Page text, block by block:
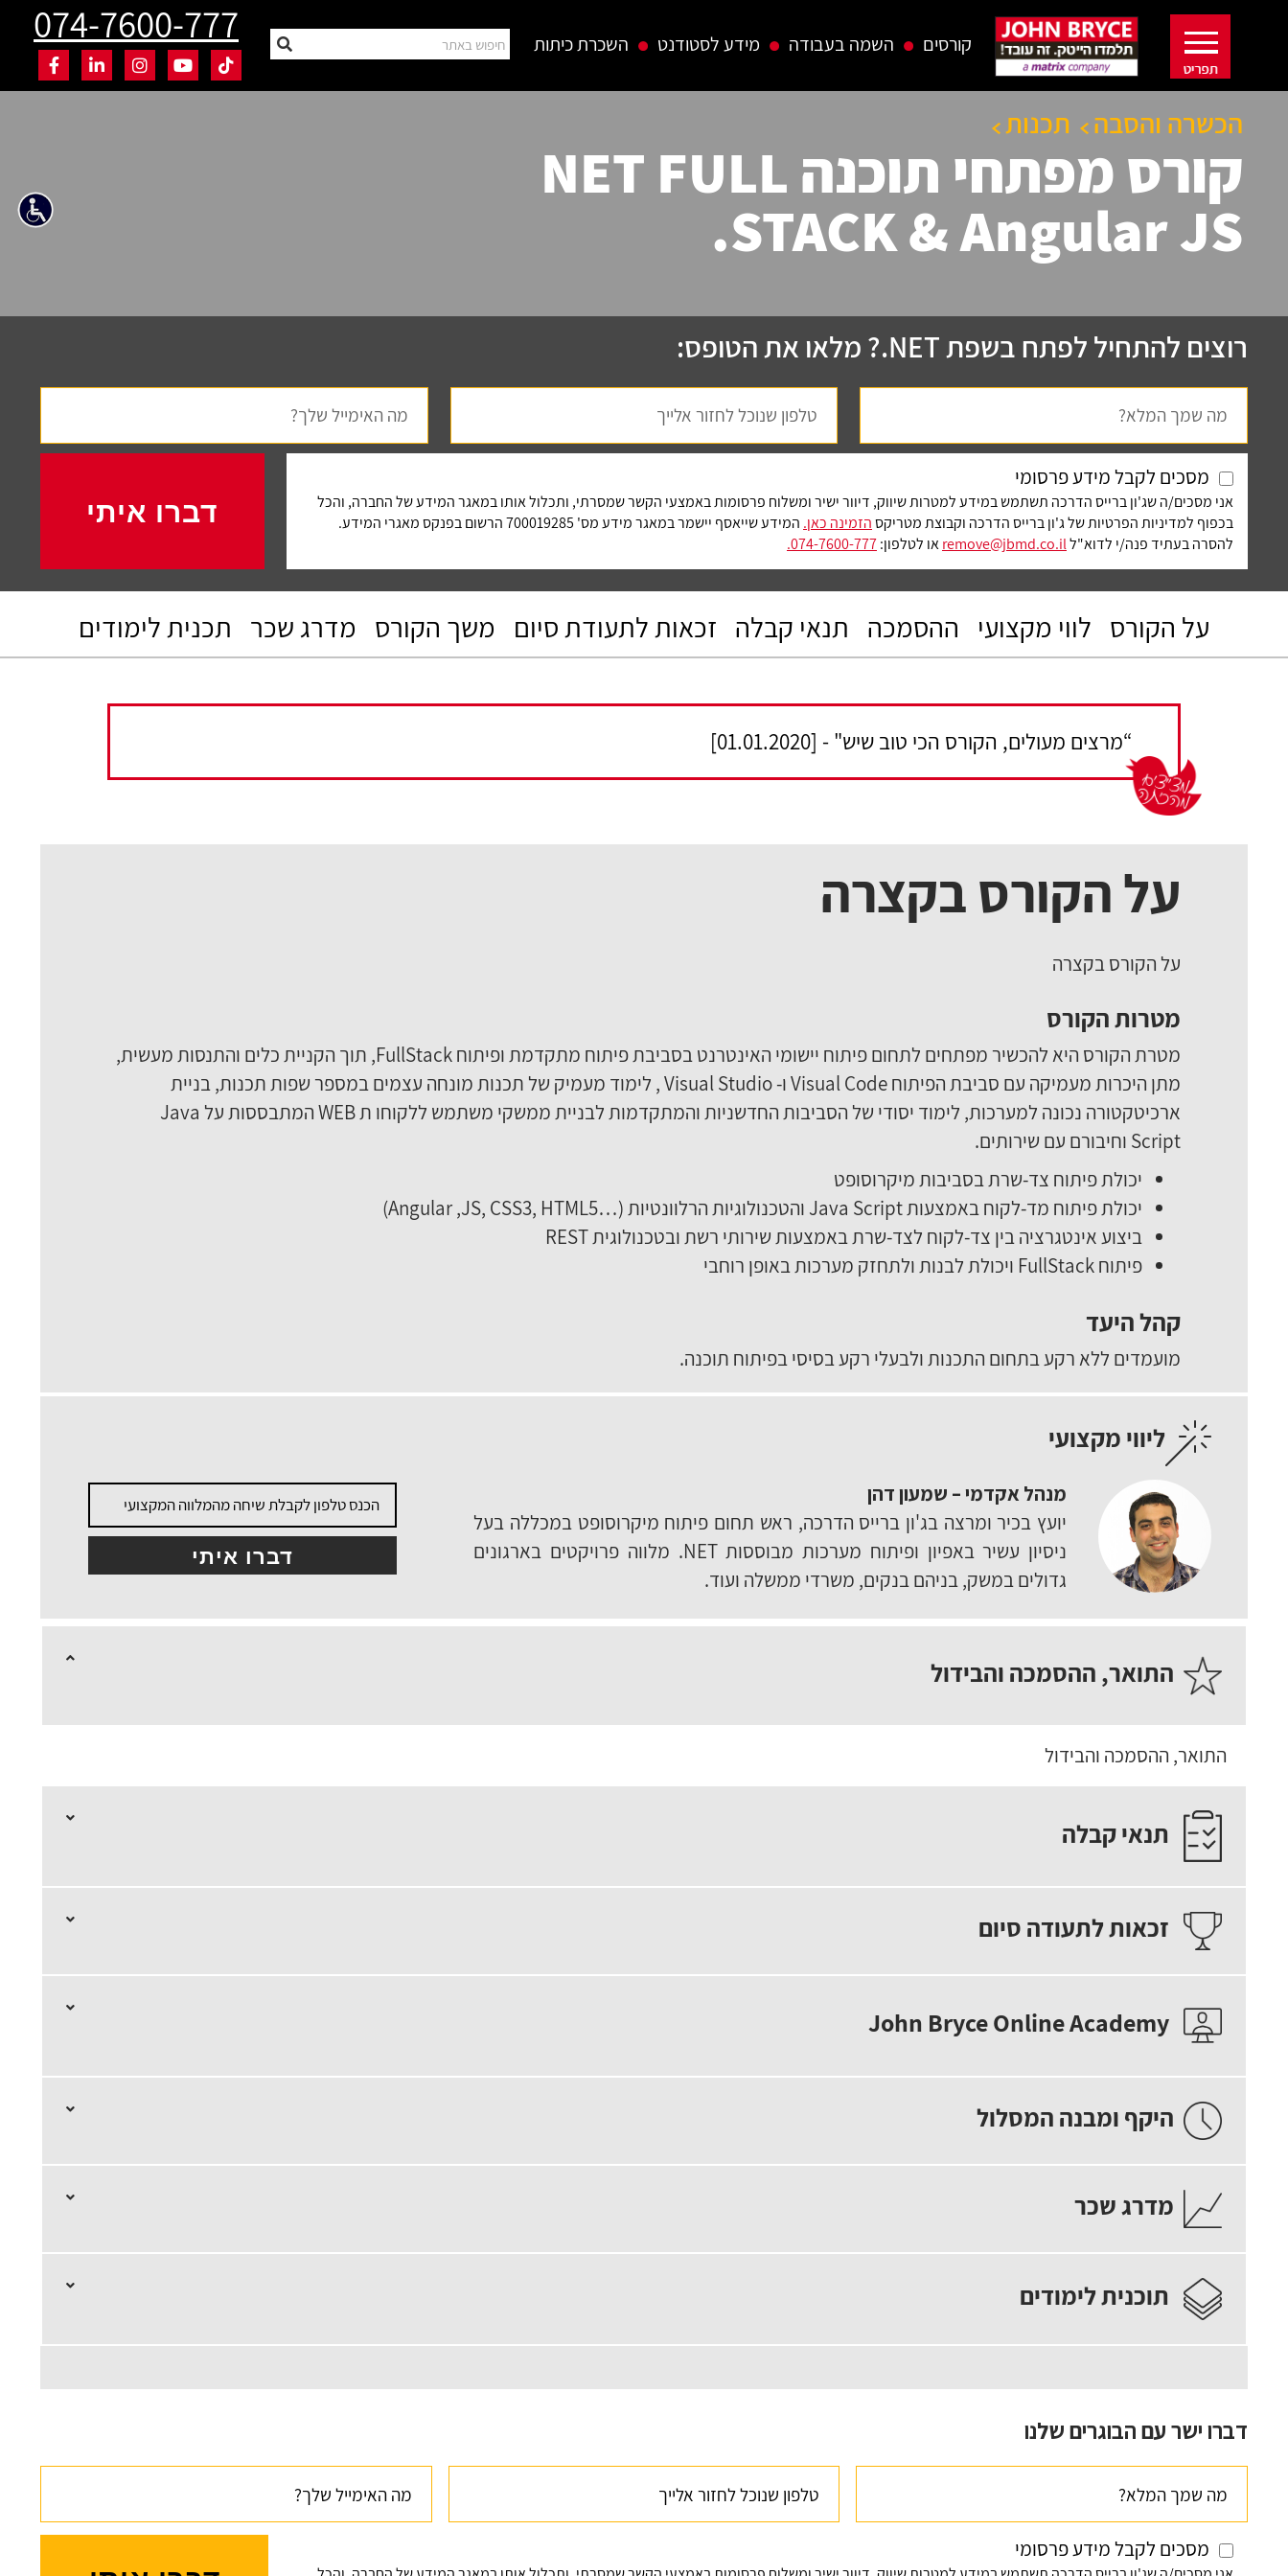
קורסים השמה בעבודה מידע לסטודנט השכרת כיתות 074-7600-777
הכשרה והסבה תכנות
קורס מפתחי תוכנה NET FULL
STACK & Angular JS.
רוצים להתחיל לפתח בשפת NET.? מלאו את הטופס:
מסכים לקבל מידע פרסומי
אני מסכים/ה שג'ון ברייס הדרכה תשתמש במידע למטרות שיווק, דיוור ישיר ומשלוח פרסומות באמצעי הקשר שמסרתי, ותכלול אותו במאגר המידע של החברה, והכל
בכפוף למדיניות הפרטיות של ג'ון ברייס הדרכה וקבוצת מטריקסהזמינה כאן.
המידע שייאסף יישמר במאגר מידע מס' 700019285 הרשום בפנקס מאגרי המידע.
להסרה בעתיד פנה/י לדוא"לremove@jbmd.co.ilאו לטלפון:074-7600-777.
דברו איתי
על הקורס לווי מקצועי ההסמכה תנאי קבלה זכאות לתעודת סיום משך הקורס מדרג שכר תכנית לימודים
“מרצים מעולים, הקורס הכי טוב שיש" - [01.01.2020]
על הקורס בקצרה
על הקורס בקצרה
מטרות הקורס
מטרת הקורס היא להכשיר מפתחים לתחום פיתוח יישומי האינטרנט בסביבת פיתוח מתקדמת ופיתוח FullStack, תוך הקניית כלים והתנסות מעשית,
מתן היכרות מעמיקה עם סביבת הפיתוח Visual Code ו- Visual Studio , לימוד מעמיק של תכנות מונחה עצמים במספר שפות תכנות, בניית
ארכיטקטורה נכונה למערכות, לימוד יסודי של הסביבות החדשניות והמתקדמות לבניית ממשקי משתמש ללקוחו ת WEB המתבססות על Java
Script וחיבורם עם שירותים.
יכולת פיתוח צד-שרת בסביבות מיקרוסופט
יכולת פיתוח מד-לקוח באמצעות Java Script והטכנולוגיות הרלוונטיות (…Angular ,JS, CSS3, HTML5)
ביצוע אינטגרציה בין צד-לקוח לצד-שרת באמצעות שירותי רשת ובטכנולוגית REST
פיתוח FullStack ויכולת לבנות ולתחזק מערכות באופן רוחבי
קהל היעד
מועמדים ללא רקע בתחום התכנות ולבעלי רקע בסיסי בפיתוח תוכנה.
ליווי מקצועי
מנהל אקדמי – שמעון דהן
יועץ בכיר ומרצה בג'ון ברייס הדרכה, ראש תחום פיתוח מיקרוסופט במכללה בעל
ניסיון עשיר באפיון ופיתוח מערכות מבוססות NET. מלווה פרויקטים בארגונים
גדולים במשק, בניהם בנקים, משרדי ממשלה ועוד.
דברו איתי
התואר, ההסמכה והבידול
התואר, ההסמכה והבידול
תנאי קבלה
זכאות לתעודה סיום
John Bryce Online Academy
היקף ומבנה המסלול
מדרג שכר
תוכנית לימודים
דברו ישר עם הבוגרים שלנו
מסכים לקבל מידע פרסומי